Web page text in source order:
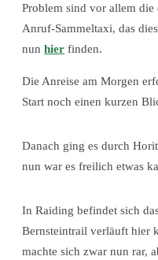
Problem sind vor allem die
Anruf-Sammeltaxi, das
nun hier finden.
Die Anreise am Morgen
Start noch einen kurzen
Danach ging es durch
nun war es freilich etwas
In Raiding befindet sich
Bernsteintrail verläuft hier
machte sich zwar nun rar,